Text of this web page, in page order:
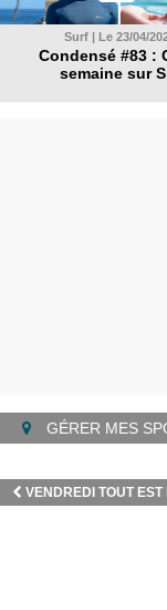
Surf | Le 23/04/
Condensé #83 :
semaine sur
GÉRER MES
VENDREDI TOUT EST